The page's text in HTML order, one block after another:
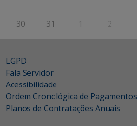
30 31 1 2
LGPD
Fala Servidor
Acessibilidade
Ordem Cronológica de Pagamentos
Planos de Contratações Anuais